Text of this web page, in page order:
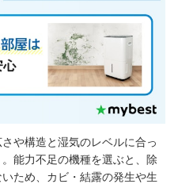
や構造と湿気のレベルに合っ
能力不足の機種を選ぶと、除
ため、カビ・結露の発生や生